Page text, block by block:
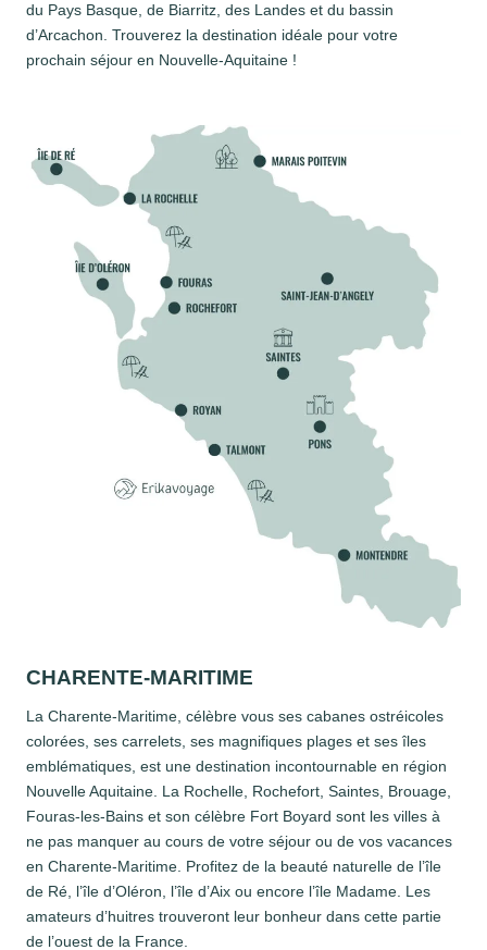
du Pays Basque, de Biarritz, des Landes et du bassin
d’Arcachon. Trouverez la destination idéale pour votre
prochain séjour en Nouvelle-Aquitaine !
CHARENTE-MARITIME
La Charente-Maritime, célèbre vous ses cabanes ostréicoles
colorées, ses carrelets, ses magnifiques plages et ses îles
emblématiques, est une destination incontournable en région
Nouvelle Aquitaine. La Rochelle, Rochefort, Saintes, Brouage,
Fouras-les-Bains et son célèbre Fort Boyard sont les villes à
ne pas manquer au cours de votre séjour ou de vos vacances
en Charente-Maritime. Profitez de la beauté naturelle de l’île
de Ré, l’île d’Oléron, l’île d’Aix ou encore l’île Madame. Les
amateurs d’huitres trouveront leur bonheur dans cette partie
de l’ouest de la France.